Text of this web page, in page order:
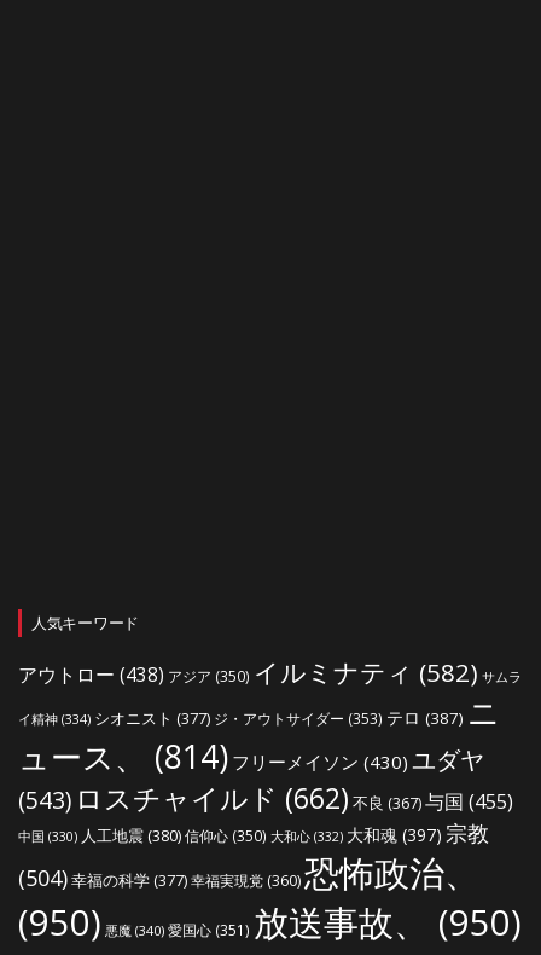
人気キーワード
アウトロー (438) アジア (350) イルミナティ (582) サムラ
イ精神 (334) シオニスト (377) ジ・アウトサイダー (353) テロ (387) ニ
ュース、
(814) フリーメイソン (430) ユダヤ
(543) ロスチャイルド (662) 不良 (367)与国 (455)
中国 (330) 人工地震(380)信仰心 (350) 大和心 (332) 大和魂 (397) 宗教
(504)幸福の科学(377)幸福実現党 (360)恐怖政治、
(950) 悪魔 (340) 愛国心 (351) 放送事故、
(950)